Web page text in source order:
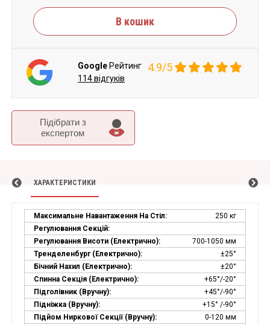
Підібрати з
експертом
В кошик
Google Рейтинг 4.9/5
114 відгуків
ХАРАКТЕРИСТИКИ
Максимальне Навантаження На Стіл:
250 кг
Регулювання Секцій:
Регулювання Висоти (електрично):
700-1050 мм
Тренделенбург (електрично):
±25°
Бічний Нахил (електрично):
±20°
Спинна Секція (електрично):
+65°/-20°
Підголівник (вручну):
+45°/-90°
Підніжка (вручну):
+15° /-90°
Підйом Ниркової Секції (вручну):
0-120 мм